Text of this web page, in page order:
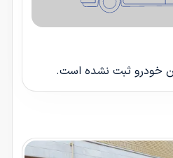
خودرو ثبت نشده است.